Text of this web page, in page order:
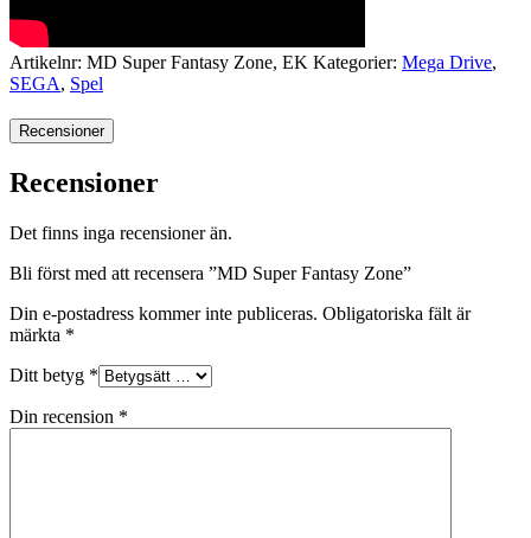
Artikelnr: MD Super Fantasy Zone, EK Kategorier: Mega Drive,
SEGA, Spel
Recensioner
Recensioner
Det finns inga recensioner än.
Bli först med att recensera ”MD Super Fantasy Zone”
Din e-postadress kommer inte publiceras. Obligatoriska fält är
märkta *
Ditt betyg *
Din recension *